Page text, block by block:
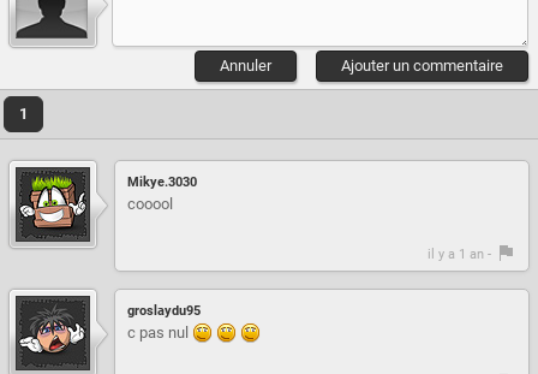
Ajouter un commentaire
Annuler
1
Mikye.3030
cooool
il y a 1 an -
groslaydu95
c pas nul